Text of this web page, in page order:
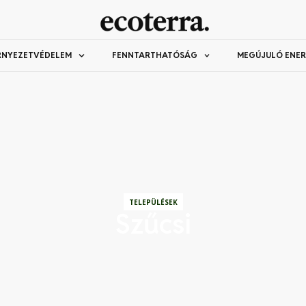
FENNTARTHATÓSÁG MEGÚJULÓ
TELEPÜLÉSEK